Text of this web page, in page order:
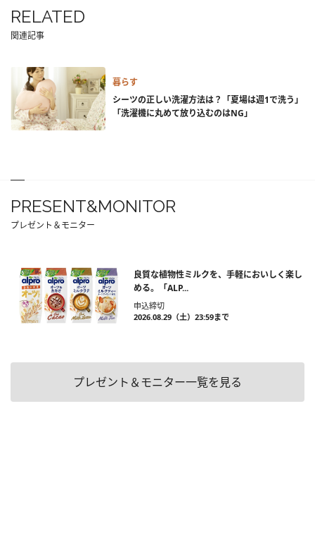
RELATED
関連記事
暮らす
シーツの正しい洗濯方法は？「夏場は週1で洗う」
「洗濯機に丸めて放り込むのはNG」
PRESENT&MONITOR
プレゼント＆モニター
良質な植物性ミルクを、手軽においしく楽し
める。「ALP...
申込締切
2026.08.29（土）23:59まで
プレゼント＆モニター一覧を見る